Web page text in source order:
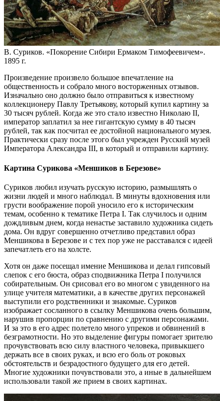
В. Суриков. «Покорение Сибири Ермаком Тимофеевичем».
1895 г.
Произведение произвело большое впечатление на
общественность и собрало много восторженных отзывов.
Изначально оно должно было отправиться к известному
коллекционеру Павлу Третьякову, который купил картину за
30 тысяч рублей. Когда же это стало известно Николаю II,
император заплатил за нее гигантскую сумму в 40 тысяч
рублей, так как посчитал ее достойной национального музея.
Практически сразу после этого был учрежден Русский музей
Императора Александра III, в который и отправили картину.
Картина Сурикова «Меншиков в Березове»
Суриков любил изучать русскую историю, размышлять о
жизни людей и много наблюдал. В минуты вдохновения или
грусти воображение порой уносило его к историческим
темам, особенно к тематике Петра I. Так случилось и одним
дождливым днем, когда ненастье заставило художника сидеть
дома. Он вдруг совершенно отчетливо представил образ
Меншикова в Березове и с тех пор уже не расставался с идеей
запечатлеть его на холсте.
Хотя он даже посещал имение Меншикова и делал гипсовый
слепок с его бюста, образ сподвижника Петра I получился
собирательным. Он срисовал его во многом с увиденного на
улице учителя математики, а в качестве других персонажей
выступили его родственники и знакомые. Суриков
изображает сосланного в ссылку Меншикова очень большим,
нарушив пропорции по сравнению с другими персонажами.
И за это в его адрес полетело много упреков и обвинений в
безграмотности. Но это выделение фигуры помогает зрителю
прочувствовать всю силу властного человека, привыкшего
держать все в своих руках, и всю его боль от роковых
обстоятельств и безрадостного будущего для его детей.
Многие художники почувствовали это, а иные в дальнейшем
использовали такой же прием в своих картинах.